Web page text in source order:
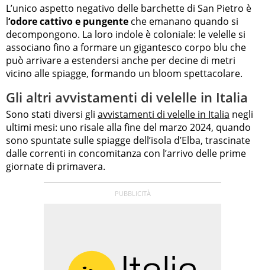
L’unico aspetto negativo delle barchette di San Pietro è
l‘odore cattivo e pungente che emanano quando si
decompongono. La loro indole è coloniale: le velelle si
associano fino a formare un gigantesco corpo blu che
può arrivare a estendersi anche per decine di metri
vicino alle spiagge, formando un bloom spettacolare.
Gli altri avvistamenti di velelle in Italia
Sono stati diversi gli avvistamenti di velelle in Italia negli
ultimi mesi: uno risale alla fine del marzo 2024, quando
sono spuntate sulle spiagge dell’isola d’Elba, trascinate
dalle correnti in concomitanza con l’arrivo delle prime
giornate di primavera.